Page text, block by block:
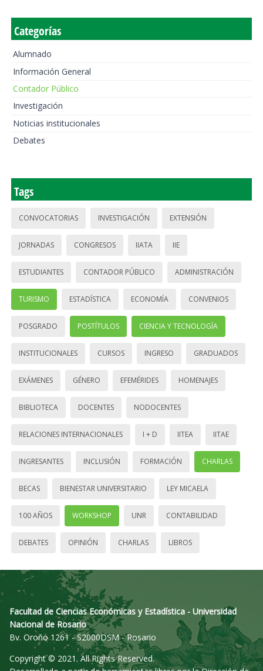
Categorías
Alumnado
Información General
Contador Público
Investigación
Noticias institucionales
Debates
Tags
CONVOCATORIAS INVESTIGACIÓN EXTENSIÓN
JORNADAS CONGRESOS IIATA IIE
ESTUDIANTES CONTADOR PÚBLICO ADMINISTRACIÓN
TURISMO ESTADÍSTICA ECONOMÍA CONVENIOS
POSGRADO POSTÍTULOS CIENCIA Y TECNOLOGÍA
INSTITUCIONALES CURSOS INGRESO GRADUADOS
EXÁMENES GÉNERO EFEMÉRIDES HOMENAJES
BIBLIOTECA DOCENTES NODOCENTES
RELACIONES INTERNACIONALES I + D IITEA IITAE
INGRESANTES INCLUSIÓN FORMACIÓN CHARLAS
BECAS BIENESTAR UNIVERSITARIO LEY MICAELA
100 AÑOS WORKSHOP UNR CONTABILIDAD
DEBATES OPINIÓN CHARLAS LIBROS
Facultad de Ciencias Económicas y Estadística - Universidad
Nacional de Rosario
Bv. Oroño 1261 - S2000DSM - Rosario
Copyright © 2021. All Rights Reserved.